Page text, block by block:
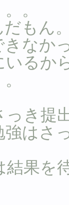
。
もん
なか
るか
っき提
はさ
結果を